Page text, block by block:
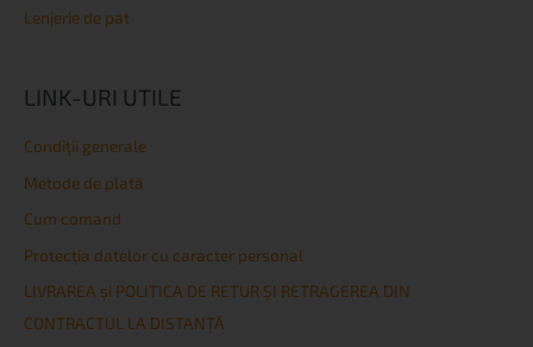
Lenjerie de pat
LINK-URI UTILE
Condiţii generale
Metode de plată
Cum comand
Protecția datelor cu caracter personal
LIVRAREA și POLITICA DE RETUR ȘI RETRAGEREA DIN
CONTRACTUL LA DISTANȚĂ